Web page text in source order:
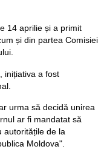
14 aprilie și a primit
și din partea Comisiei
inițiativa a fost
urma să decidă unirea
ar fi mandatat să
autoritățile de la
Moldova".